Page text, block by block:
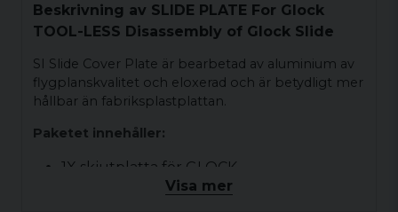
Beskrivning av SLIDE PLATE For Glock
TOOL-LESS Disassembly of Glock Slide
SI Slide Cover Plate är bearbetad av aluminium av
flygplanskvalitet och eloxerad och är betydligt mer
hållbar än fabriksplastplattan.
Paketet innehåller:
1X skjutplatta för GLOCK
1X Slide Cover Plate Knapp
Visa mer